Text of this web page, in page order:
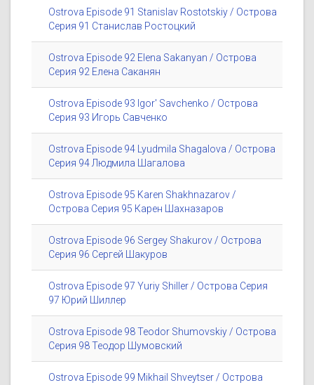
Ostrova Episode 91 Stanislav Rostotskiy / Острова
Серия 91 Станислав Ростоцкий
Ostrova Episode 92 Elena Sakanyan / Острова
Серия 92 Елена Саканян
Ostrova Episode 93 Igor' Savchenko / Острова
Серия 93 Игорь Савченко
Ostrova Episode 94 Lyudmila Shagalova / Острова
Серия 94 Людмила Шагалова
Ostrova Episode 95 Karen Shakhnazarov /
Острова Серия 95 Карен Шахназаров
Ostrova Episode 96 Sergey Shakurov / Острова
Серия 96 Сергей Шакуров
Ostrova Episode 97 Yuriy Shiller / Острова Серия
97 Юрий Шиллер
Ostrova Episode 98 Teodor Shumovskiy / Острова
Серия 98 Теодор Шумовский
Ostrova Episode 99 Mikhail Shveytser / Острова